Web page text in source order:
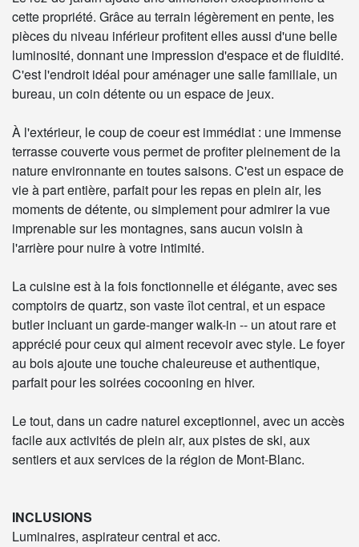
cette propriété. Grâce au terrain légèrement en pente, les
pièces du niveau inférieur profitent elles aussi d'une belle
luminosité, donnant une impression d'espace et de fluidité.
C'est l'endroit idéal pour aménager une salle familiale, un
bureau, un coin détente ou un espace de jeux.
À l'extérieur, le coup de coeur est immédiat : une immense
terrasse couverte vous permet de profiter pleinement de la
nature environnante en toutes saisons. C'est un espace de
vie à part entière, parfait pour les repas en plein air, les
moments de détente, ou simplement pour admirer la vue
imprenable sur les montagnes, sans aucun voisin à
l'arrière pour nuire à votre intimité.
La cuisine est à la fois fonctionnelle et élégante, avec ses
comptoirs de quartz, son vaste îlot central, et un espace
butler incluant un garde-manger walk-in -- un atout rare et
apprécié pour ceux qui aiment recevoir avec style. Le foyer
au bois ajoute une touche chaleureuse et authentique,
parfait pour les soirées cocooning en hiver.
Le tout, dans un cadre naturel exceptionnel, avec un accès
facile aux activités de plein air, aux pistes de ski, aux
sentiers et aux services de la région de Mont-Blanc.
INCLUSIONS
Luminaires, aspirateur central et acc.